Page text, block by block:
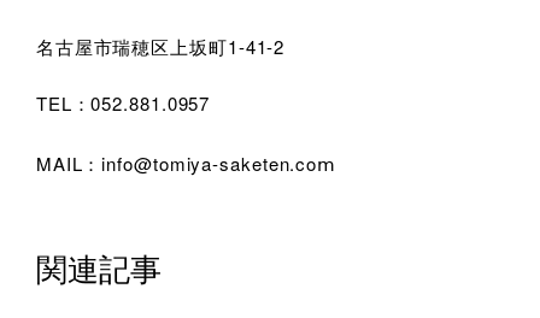
名古屋市瑞穂区上坂町1-41-2
TEL：052.881.0957
MAIL：info@tomiya-saketen.coⅿ
関連記事